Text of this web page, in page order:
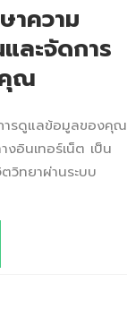
าความ
ละจัดการ
ณ
ารดูแลข้อมูลของคุณ
งอินเทอร์เน็ต เป็น
วิทยาผ่านระบบ